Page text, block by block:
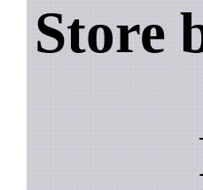
Store